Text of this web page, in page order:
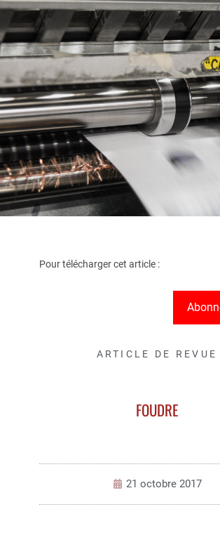
Pour télécharger cet article :
ARTICLE DE REVUE
FOUDRE
21 octobre 2017